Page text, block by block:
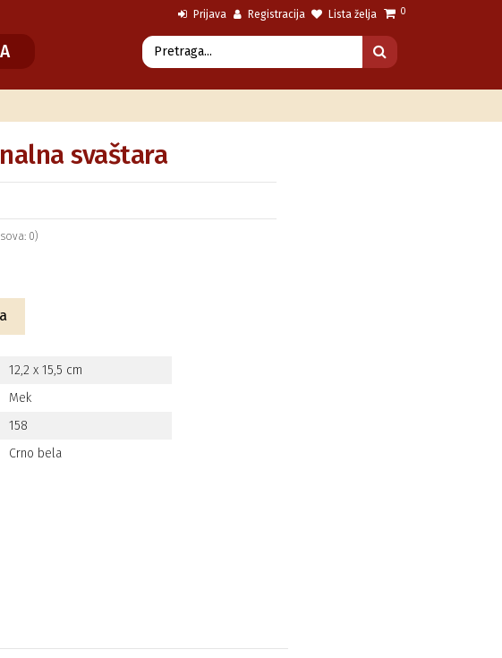
Prijava Registracija Lista želja 0
svaštara
0)
12,2 x 15,5 cm
Mek
158
Crno bela